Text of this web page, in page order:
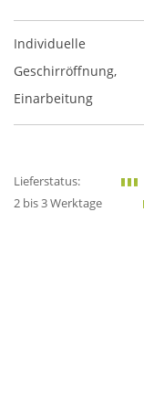
Individuelle
Geschirröffnung,
Einarbeitung
Lieferstatus:
2 bis 3 Werktage